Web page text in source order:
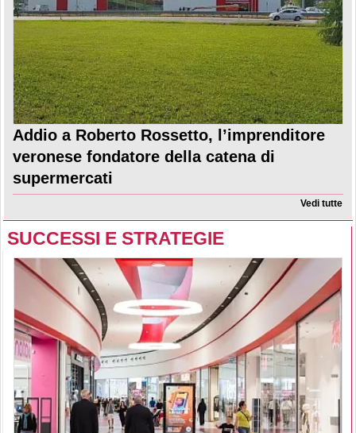
Addio a Roberto Rossetto, l’imprenditore
veronese fondatore della catena di
supermercati
Vedi tutte
SUCCESSI E STRATEGIE